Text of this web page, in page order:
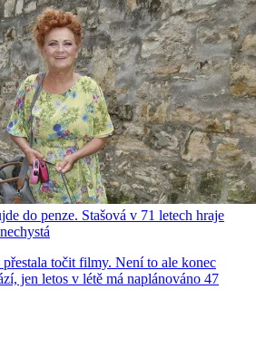
do penze. Stašová v 71 letech hraje
točit filmy. Není to ale konec
jen letos v létě má naplánováno 47